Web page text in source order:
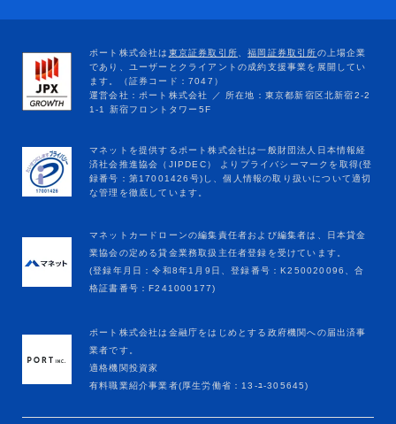
マネットカードローンの編集責任者および編集者は、日本貸金
業協会の定める貸金業務取扱主任者登録を受けています。
(登録年月日：令和8年1月9日、登録番号：K250020096、合
格証書番号：F241000177)
ポート株式会社は金融庁をはじめとする政府機関への届出済事
業者です。
適格機関投資家
有料職業紹介事業者(厚生労働省：13-ﾕ-305645)